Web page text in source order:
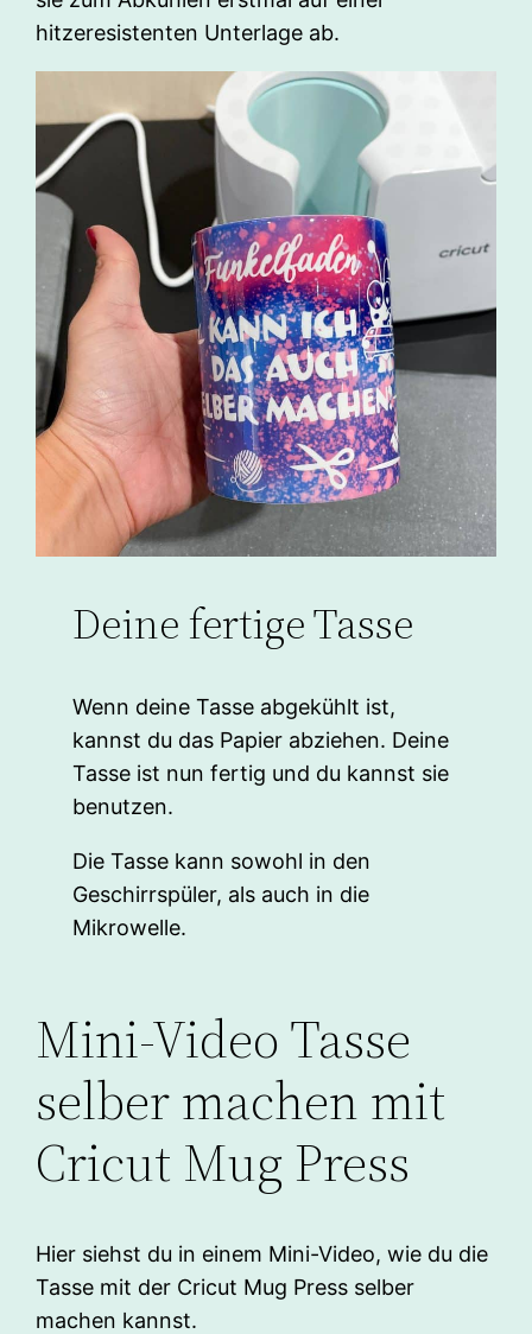
hitzeresistenten Unterlage ab.
Deine fertige Tasse
Wenn deine Tasse abgekühlt ist,
kannst du das Papier abziehen. Deine
Tasse ist nun fertig und du kannst sie
benutzen.
Die Tasse kann sowohl in den
Geschirrspüler, als auch in die
Mikrowelle.
Mini-Video Tasse
selber machen mit
Cricut Mug Press
Hier siehst du in einem Mini-Video, wie du die
Tasse mit der Cricut Mug Press selber
machen kannst.